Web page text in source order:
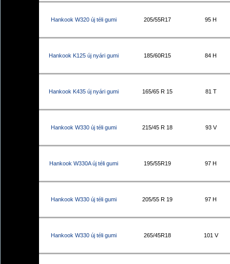
Hankook W320 új téli gumi 205/55R17 95 H
Hankook K125 új nyári gumi 185/60R15 84 H
Hankook K435 új nyári gumi 165/65 R 15 81 T
Hankook W330 új téli gumi 215/45 R 18 93 V
Hankook W330A új téli gumi 195/55R19 97 H
Hankook W330 új téli gumi 205/55 R 19 97 H
Hankook W330 új téli gumi 265/45R18 101 V